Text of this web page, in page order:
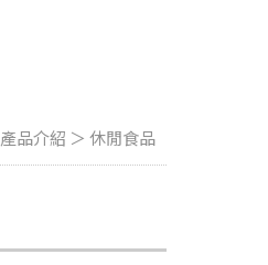
產品介紹 ＞ 休閒食品